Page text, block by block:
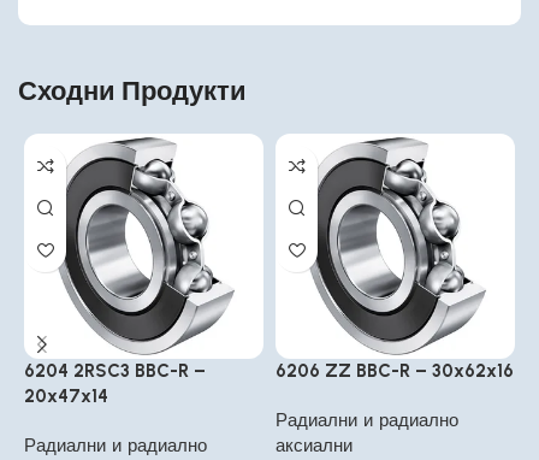
Сходни Продукти
6204 2RSC3 BBC-R –
20x47x14
Радиални и радиално
6206 ZZ BBC-R – 30x62x16
Радиални и радиално
аксиални